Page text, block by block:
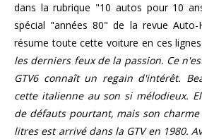
dans la rubrique "10 autos pour 10
spécial "années 80" de la revue Auto-
résume toute cette voiture en ces
les derniers feux de la passion. Ce
GTV6 connaît un regain d'intérêt.
cette italienne au son si mélodieux.
de défauts pourtant, mais son charme
litres est arrivé dans la GTV en 1980.